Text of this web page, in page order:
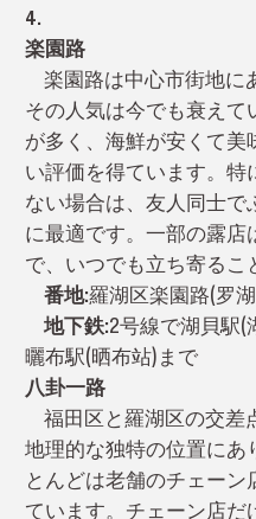
4.
楽園路
楽園路は中心市街地に
その人気は今でも衰え
が多く、海鮮が安くて
い評価を得ています。
ない場合は、友人同士
に最適です。一部の露
で、いつでも立ち寄るこ
番地:羅湖区楽園路(罗
地下鉄:2号線で湖貝駅(
曬布駅(晒布站)まで
八卦一路
福田区と羅湖区の交差
地理的な独特の位置にあ
とんどは老舗のチェー
ています。チェーン店